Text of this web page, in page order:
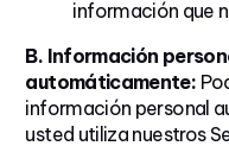
información que
B. Información
automáticamente:
información personal
usted utiliza nuestros